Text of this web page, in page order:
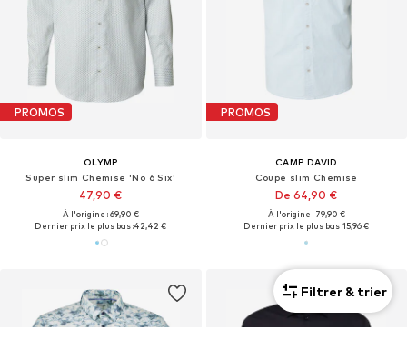
PROMOS
OLYMP
Super slim Chemise 'No 6 Six'
47,90 €
À l'origine : 69,90 €
Dernier prix le plus bas :42,42 €
PROMOS
CAMP DAVID
Coupe slim Chemise
De 64,90 €
À l'origine : 79,90 €
Dernier prix le plus bas :15,96 €
Filtrer & trier